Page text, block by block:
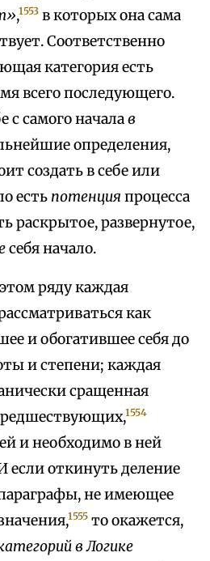
,1553 в которых она сама
Соответственно
категория есть
всего последующего.
с самого началав
определения,
создать в себе или
есть потенция процесса
раскрытое, развернутое,
себя начало.
ряду каждая
как
и обогатившее себя до
и степени; каждая
сращенная
1554
и необходимо в ней
откинуть деление
не имеющее
1555 то окажется,
в Логике